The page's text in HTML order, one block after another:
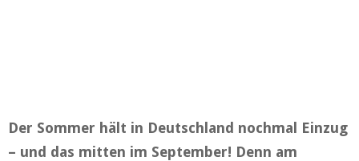
Der Sommer hält in Deutschland nochmal Einzug
– und das mitten im September! Denn am